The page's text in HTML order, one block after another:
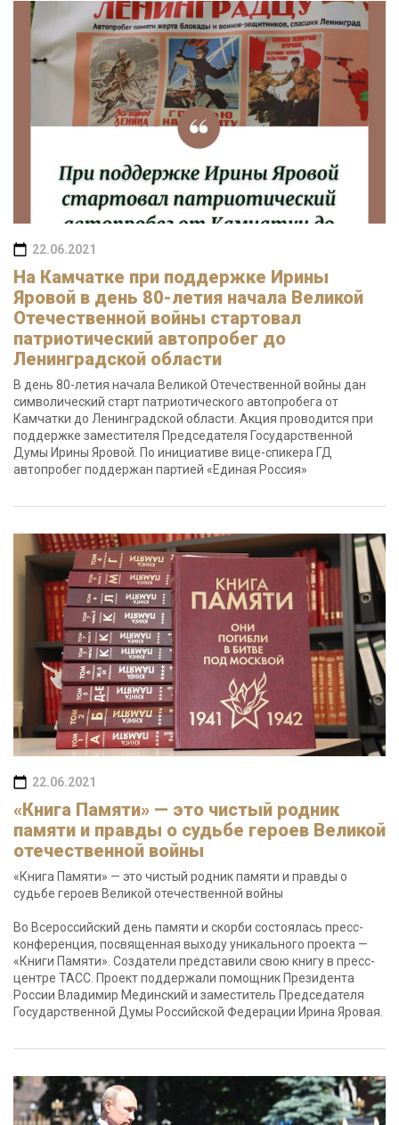
22.06.2021
На Камчатке при поддержке Ирины
Яровой в день 80-летия начала Великой
Отечественной войны стартовал
патриотический автопробег до
Ленинградской области
В день 80-летия начала Великой Отечественной войны дан
символический старт патриотического автопробега от
Камчатки до Ленинградской области. Акция проводится при
поддержке заместителя Председателя Государственной
Думы Ирины Яровой. По инициативе вице-спикера ГД
автопробег поддержан партией «Единая Россия»
22.06.2021
«Книга Памяти» — это чистый родник
памяти и правды о судьбе героев Великой
отечественной войны
«Книга Памяти» — это чистый родник памяти и правды о
судьбе героев Великой отечественной войны
Во Всероссийский день памяти и скорби состоялась пресс-
конференция, посвященная выходу уникального проекта —
«Книги Памяти». Создатели представили свою книгу в пресс-
центре ТАСС. Проект поддержали помощник Президента
России Владимир Мединский и заместитель Председателя
Государственной Думы Российской Федерации Ирина Яровая.